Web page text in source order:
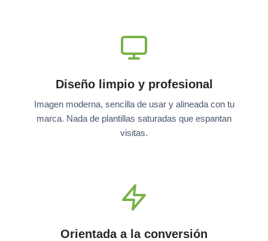
Diseño limpio y profesional
Imagen moderna, sencilla de usar y alineada con tu
marca. Nada de plantillas saturadas que espantan
visitas.
Orientada a la conversión